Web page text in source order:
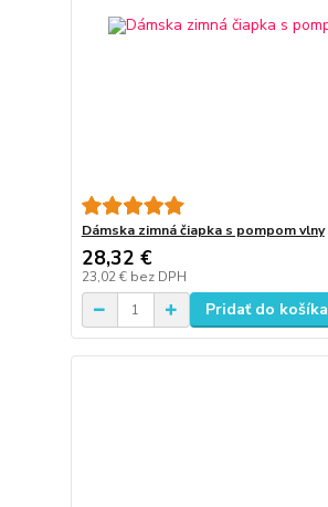
Dámska zimná čiapka s pompom vlny
28,32 €
23,02 € bez DPH
Pridať do košíka